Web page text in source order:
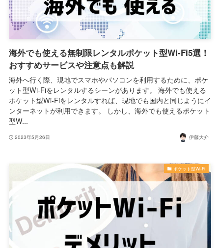
海外でも使える無制限レンタルポケット型Wi-Fi5選！
おすすめサービスや注意点も解説
海外へ行く際、現地でスマホやパソコンを利用するために、ポケ
ット型Wi-Fiをレンタルするシーンがあります。 海外でも使える
ポケット型Wi-Fiをレンタルすれば、現地でも国内と同じようにイ
ンターネットが利用できます。 しかし、海外でも使えるポケット
型W...
2023年5月26日 伊藤大介
ポケット型Wi-Fi